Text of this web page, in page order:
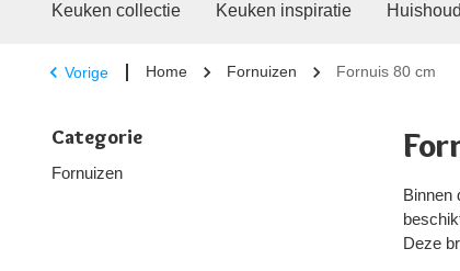
Keuken collectie Keuken inspiratie
Vorige Home Fornuizen Fornuis 80 cm
Binnen
Deze
Categorie
Fornuizen